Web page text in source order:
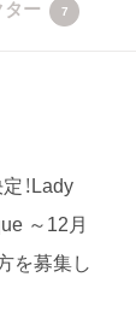
ター 7
！Lady
～12月
を募集し